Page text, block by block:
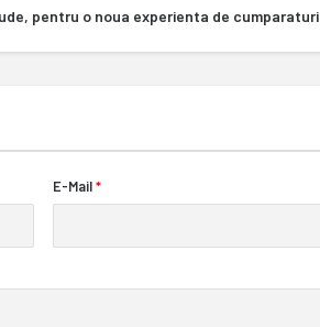
pentru o noua experienta de cumparaturi
E-Mail *